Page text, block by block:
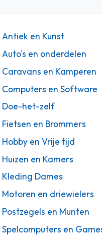
Antiek en Kunst
Auto's en onderdelen
Caravans en Kamperen
Computers en Software
Doe-het-zelf
Fietsen en Brommers
Hobby en Vrije tijd
Huizen en Kamers
Kleding Dames
Motoren en driewielers
Postzegels en Munten
Spelcomputers en